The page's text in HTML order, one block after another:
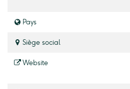
Pays
Siège social
Website